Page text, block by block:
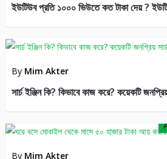
ইউটিউব প্রতি ১০০০ ভিউতে কত টাকা দেয় ?
By Mim Akter
সার্চ ইঞ্জিন কি? কিভাবে কাজ করে? কয়েকটি জনপ্রিয়
By Mim Akter